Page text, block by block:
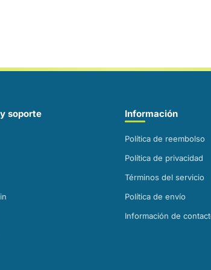
C),
de
Fibra
soporte Información
Política de reembolso
Política de privacidad
Términos del servicio
Política de envío
Información de